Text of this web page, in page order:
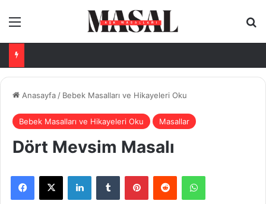
Menü
Anasayfa / Bebek Masalları ve Hikayeleri Oku
Bebek Masalları ve Hikayeleri Oku Masallar
Dört Mevsim Masalı
Facebook
X LinkedInTumblr PinterestReddit WhatsApp